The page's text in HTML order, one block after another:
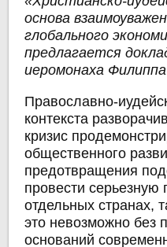
основа
глобального
предлагается
иеромонаха
Православно-
контекста
кризис
общественного
предотвращения
провести серьезную
отдельных странах,
это невозможно без
оснований